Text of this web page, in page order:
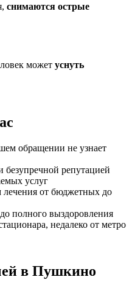
снимаются острые
может уснуть
обращении не узнает
репутацией
услуг
от бюджетных до
полного выздоровления
недалеко от метро
в Пушкино